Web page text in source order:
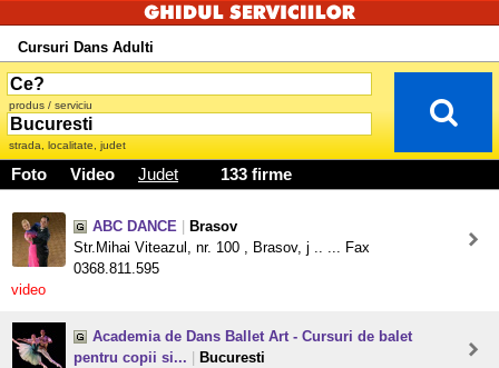
Cursuri Dans Adulti
produs / serviciu
strada, localitate, judet
Foto Video Judet 133 firme
ABC DANCE
Brasov
Str.Mihai Viteazul, nr. 100 , Brasov, j .. ... Fax
0368.811.595
video
Academia de Dans Ballet Art - Cursuri de balet
pentru copii si...
Bucuresti